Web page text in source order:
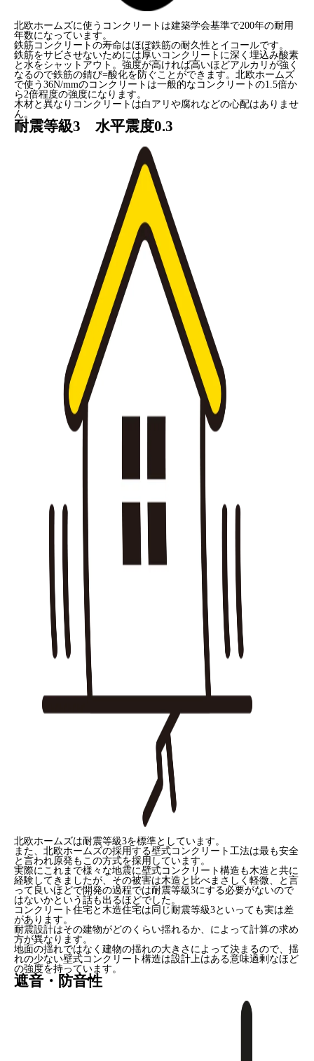
北欧ホームズに使うコンクリートは建築学会基準で200年の耐用
年数になっています。
鉄筋コンクリートの寿命はほぼ鉄筋の耐久性とイコールです。
鉄筋をサビさせないためには厚いコンクリートに深く埋込み酸素
と水をシャットアウト。強度が高ければ高いほどアルカリが強く
なるので鉄筋の錆び=酸化を防ぐことができます。北欧ホームズ
で使う36N/mmのコンクリートは一般的なコンクリートの1.5倍か
ら2倍程度の強度になります。
木材と異なりコンクリートは白アリや腐れなどの心配はありませ
ん。
耐震等級3 水平震度0.3
北欧ホームズは耐震等級3を標準としています。
また、北欧ホームズの採用する壁式コンクリート工法は最も安全
と言われ原発もこの方式を採用しています。
実際にこれまで様々な地震に壁式コンクリート構造も木造と共に
経験してきましたが、その被害は木造と比べまさしく軽微、と言
って良いほどで開発の過程では耐震等級3にする必要がないので
はないかという話も出るほどでした。
コンクリート住宅と木造住宅は同じ耐震等級3といっても実は差
があります。
耐震設計はその建物がどのくらい揺れるか、によって計算の求め
方が異なります。
地面の揺れではなく建物の揺れの大きさによって決まるので、揺
れの少ない壁式コンクリート構造は設計上はある意味過剰なほど
の強度を持っています。
遮音・防音性